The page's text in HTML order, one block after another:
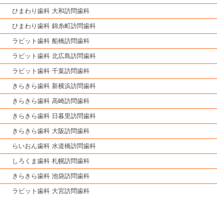
ひまわり歯科 大和訪問歯科
ひまわり歯科 錦糸町訪問歯科
ラビット歯科 船橋訪問歯科
ラビット歯科 北広島訪問歯科
ラビット歯科 千葉訪問歯科
きらきら歯科 新横浜訪問歯科
きらきら歯科 高崎訪問歯科
きらきら歯科 日暮里訪問歯科
きらきら歯科 大阪訪問歯科
らいおん歯科 水道橋訪問歯科
しろくま歯科 札幌訪問歯科
きらきら歯科 池袋訪問歯科
ラビット歯科 大宮訪問歯科